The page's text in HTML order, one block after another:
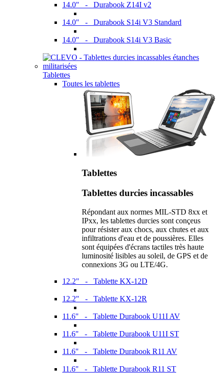
14.0" - Durabook Z14I v2
14.0" - Durabook S14i V3 Standard
14.0" - Durabook S14i V3 Basic
Tablettes
Toutes les tablettes
Tablettes
Tablettes durcies incassables
Répondant aux normes MIL-STD 8xx et
IPxx, les tablettes durcies sont conçeus
pour résister aux chocs, aux chutes et aux
infiltrations d'eau et de poussières. Elles
sont équipées d'écrans tactiles très haute
luminosité lisibles au soleil, de GPS et de
connexions 3G ou LTE/4G.
12.2" - Tablette KX-12D
12.2" - Tablette KX-12R
11.6" - Tablette Durabook U11I AV
11.6" - Tablette Durabook U11I ST
11.6" - Tablette Durabook R11 AV
11.6" - Tablette Durabook R11 ST